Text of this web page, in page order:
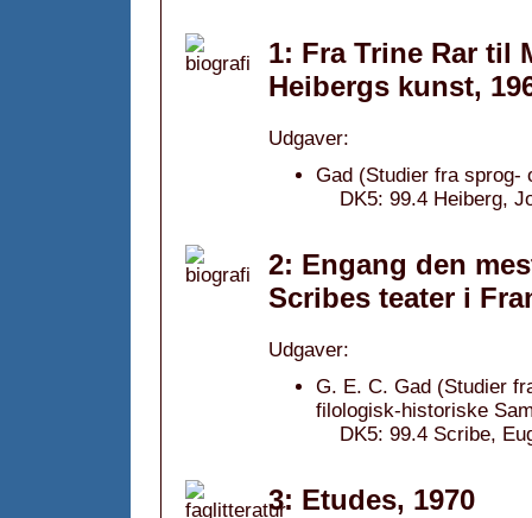
1: Fra Trine Rar til
Heibergs kunst,
Udgaver:
Gad (Studier fra sprog-
DK5: 99.4 Heiberg,
2: Engang den
Scribes teater i
Udgaver:
G. E. C. Gad (Studier
filologisk-historiske
DK5: 99.4 Scribe,
3: Etudes, 1970